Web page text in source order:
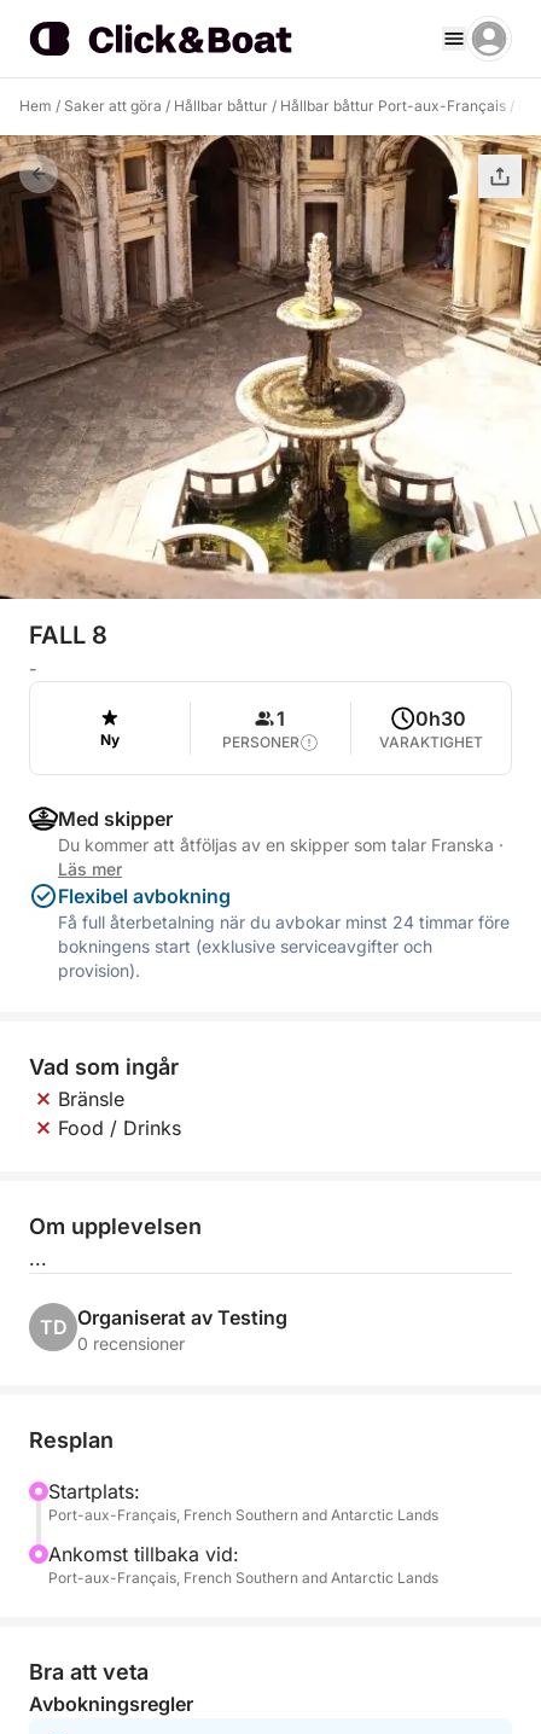
Hem / Saker att göra / Hållbar båttur / Hållbar båttur Port-aux-Français /
FALL 8
-
Ny
1
PERSONER
0h30
VARAKTIGHET
Med skipper
Du kommer att åtföljas av en skipper som talar Franska ·
Läs mer
Flexibel avbokning
Få full återbetalning när du avbokar minst 24 timmar före
bokningens start (exklusive serviceavgifter och
provision).
Vad som ingår
Bränsle
Food / Drinks
Om upplevelsen
...
TD Organiserat av Testing
0 recensioner
Resplan
Startplats:
Port-aux-Français, French Southern and Antarctic Lands
Ankomst tillbaka vid:
Port-aux-Français, French Southern and Antarctic Lands
Bra att veta
Avbokningsregler